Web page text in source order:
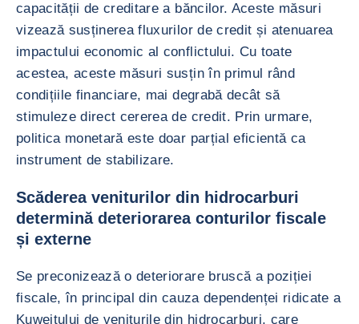
capacității de creditare a băncilor. Aceste măsuri
vizează susținerea fluxurilor de credit și atenuarea
impactului economic al conflictului. Cu toate
acestea, aceste măsuri susțin în primul rând
condițiile financiare, mai degrabă decât să
stimuleze direct cererea de credit. Prin urmare,
politica monetară este doar parțial eficientă ca
instrument de stabilizare.
Scăderea veniturilor din hidrocarburi
determină deteriorarea conturilor fiscale
și externe
Se preconizează o deteriorare bruscă a poziției
fiscale, în principal din cauza dependenței ridicate a
Kuweitului de veniturile din hidrocarburi, care